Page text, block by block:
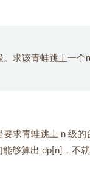
求该青蛙跳上一个
求青蛙跳上 n 级
够算出 dp[n]，不